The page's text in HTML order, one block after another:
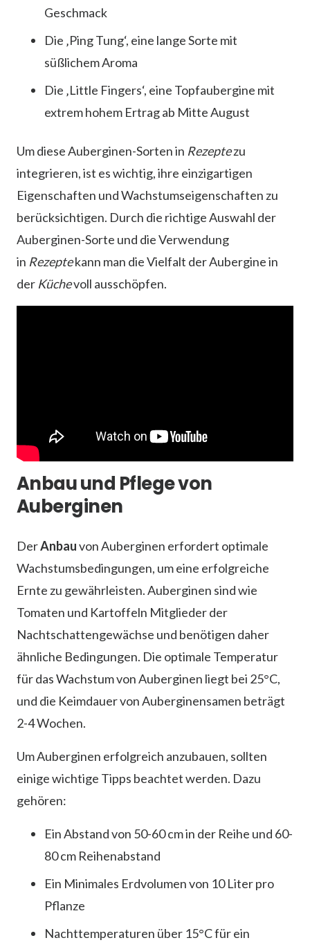
Geschmack
Die ‚Ping Tung‘, eine lange Sorte mit
süßlichem Aroma
Die ‚Little Fingers‘, eine Topfaubergine mit
extrem hohem Ertrag ab Mitte August
Um diese Auberginen-Sorten in Rezeptezu
integrieren, ist es wichtig, ihre einzigartigen
Eigenschaften und Wachstumseigenschaften zu
berücksichtigen. Durch die richtige Auswahl der
Auberginen-Sorte und die Verwendung
in Rezeptekann man die Vielfalt der Aubergine in
der Küchevoll ausschöpfen.
Anbau und Pflege von
Auberginen
DerAnbauvon Auberginen erfordert optimale
Wachstumsbedingungen, um eine erfolgreiche
Ernte zu gewährleisten. Auberginen sind wie
Tomaten und Kartoffeln Mitglieder der
Nachtschattengewächse und benötigen daher
ähnliche Bedingungen. Die optimale Temperatur
für das Wachstum von Auberginen liegt bei 25°C,
und die Keimdauer von Auberginensamen beträgt
2-4 Wochen.
Um Auberginen erfolgreich anzubauen, sollten
einige wichtige Tipps beachtet werden. Dazu
gehören:
Ein Abstand von 50-60 cm in der Reihe und 60-
80 cm Reihenabstand
Ein Minimales Erdvolumen von 10 Liter pro
Pflanze
Nachttemperaturen über 15°C für ein